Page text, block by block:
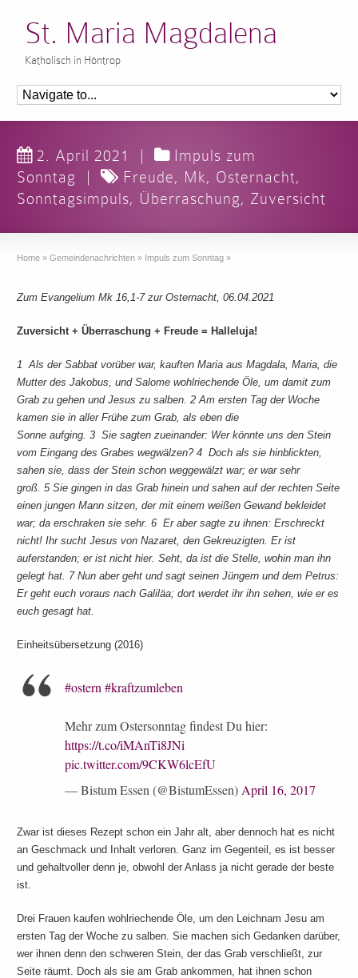
St. Maria Magdalena
Katholisch in Höntrop
2. April 2021 |
Impuls zum
Sonntag
| Freude, Mk, Osternacht,
Sonntagsimpuls, Überraschung, Zuversicht
Home » Gemeindenachrichten » Impuls zum Sonntag »
Zum Evangelium Mk 16,1-7 zur Osternacht, 06.04.2021
Zuversicht + Überraschung + Freude = Halleluja!
1 Als der Sabbat vorüber war, kauften Maria aus Magdala, Maria, die
Mutter des Jakobus, und Salome wohlriechende Öle, um damit zum
Grab zu gehen und Jesus zu salben. 2 Am ersten Tag der Woche
kamen sie in aller Frühe zum Grab, als eben die
Sonne aufging. 3 Sie sagten zueinander: Wer könnte uns den Stein
vom Eingang des Grabes wegwälzen? 4 Doch als sie hinblickten,
sahen sie, dass der Stein schon weggewälzt war; er war sehr
groß. 5 Sie gingen in das Grab hinein und sahen auf der rechten Seite
einen jungen Mann sitzen, der mit einem weißen Gewand bekleidet
war; da erschraken sie sehr. 6 Er aber sagte zu ihnen: Erschreckt
nicht! Ihr sucht Jesus von Nazaret, den Gekreuzigten. Er ist
auferstanden; er ist nicht hier. Seht, da ist die Stelle, wohin man ihn
gelegt hat. 7 Nun aber geht und sagt seinen Jüngern und dem Petrus:
Er geht euch voraus nach Galiläa; dort werdet ihr ihn sehen, wie er es
euch gesagt hat.
Einheitsübersetzung (2016)
#ostern #kraftzumleben
Mehr zum Ostersonntag findest Du hier:
https://t.co/iMAnTi8JNi
pic.twitter.com/9CKW6lcEfU
— Bistum Essen (@BistumEssen) April 16, 2017
Zwar ist dieses Rezept schon ein Jahr alt, aber dennoch hat es nicht
an Geschmack und Inhalt verloren. Ganz im Gegenteil, es ist besser
und gehaltvoller denn je, obwohl der Anlass ja nicht gerade der beste
ist.
Drei Frauen kaufen wohlriechende Öle, um den Leichnam Jesu am
ersten Tag der Woche zu salben. Sie machen sich Gedanken darüber,
wer ihnen denn den schweren Stein, der das Grab verschließt, zur
Seite räumt. Doch als sie am Grab ankommen, hat ihnen schon